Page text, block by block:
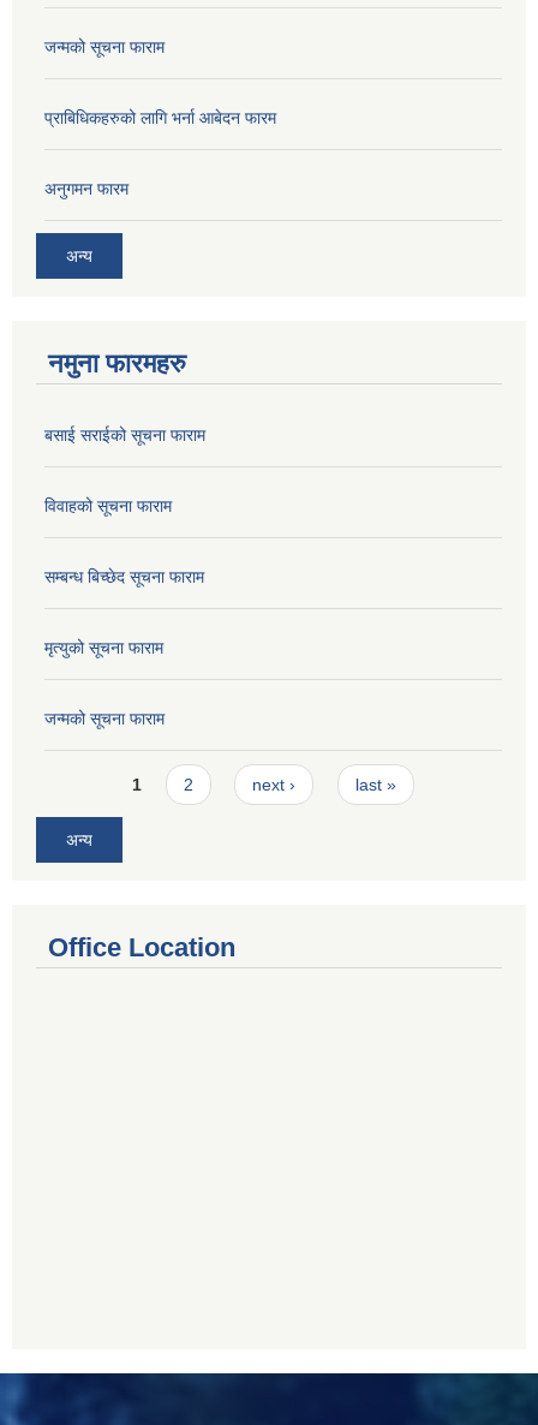
जन्मको सूचना फाराम
प्राबिधिकहरुको लागि भर्ना आबेदन फारम
अनुगमन फारम
अन्य
नमुना फारमहरु
बसाई सराईको सूचना फाराम
विवाहको सूचना फाराम
सम्बन्ध बिच्छेद सूचना फाराम
मृत्युको सूचना फाराम
जन्मको सूचना फाराम
Pages1 2 next › last »
अन्य
Office Location